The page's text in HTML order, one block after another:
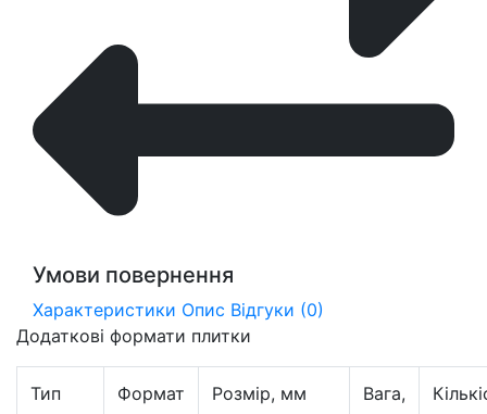
Умови повернення
Характеристики Опис Відгуки (0)
Додаткові формати плитки
Тип
Формат Розмір, мм
Вага,